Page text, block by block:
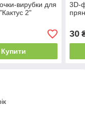
вирубки для
2"
Купити
3D-
30